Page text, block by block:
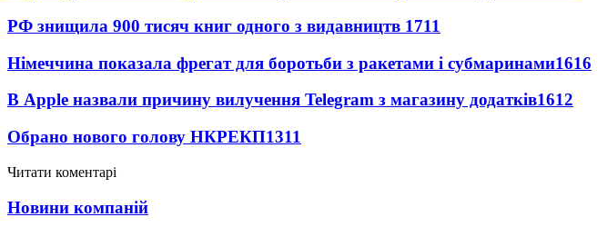
РФ знищила 900 тисяч книг одного з видавництв 1711
Німеччина показала фрегат для боротьби з ракетами і субмаринами1616
В Apple назвали причину вилучення Telegram з магазину додатків1612
Обрано нового голову НКРЕКП1311
Читати коментарі
Новини компаній